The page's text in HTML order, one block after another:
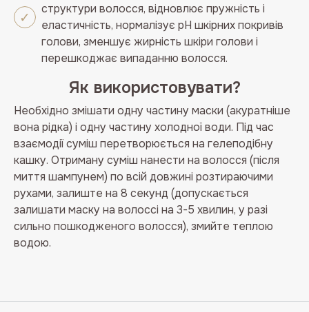
структури волосся, відновлює пружність і
еластичність, нормалізує рН шкірних покривів
голови, зменшує жирність шкіри голови і
перешкоджає випаданню волосся.
Як використовувати?
Необхідно змішати одну частину маски (акуратніше
вона рідка) і одну частину холодної води. Під час
взаємодії суміш перетворюється на гелеподібну
кашку. Отриману суміш нанести на волосся (після
миття шампунем) по всій довжині розтираючими
рухами, залиште на 8 секунд (допускається
залишати маску на волоссі на 3-5 хвилин, у разі
сильно пошкодженого волосся), змийте теплою
водою.